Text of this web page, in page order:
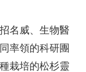
名威、生物醫
率領的科研團
栽培的松杉靈